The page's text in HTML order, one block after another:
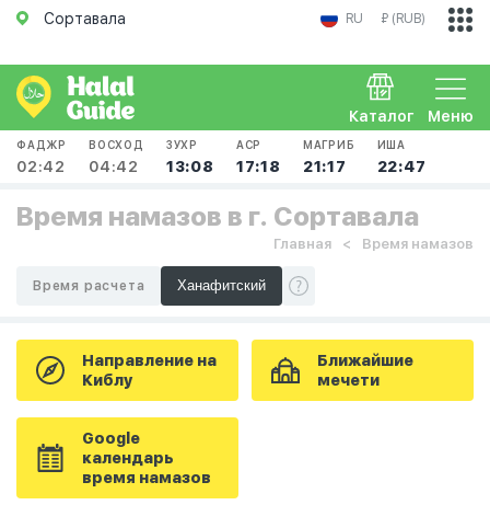
Сортавала RU ₽ (RUB)
Меню
Каталог
ФАДЖР
02:42
ВОСХОД
04:42
ЗУХР
13:08
АСР
17:18
МАГРИБ
21:17
ИША
22:47
Время намазов в г. Сортавала
Главная Время намазов
Время расчета
Направление на
Киблу
Ближайшие
мечети
Google
календарь
время намазов